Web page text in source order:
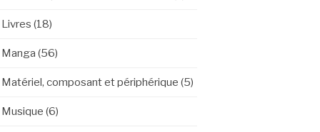
Livres (18)
Manga (56)
Matériel, composant et périphérique (5)
Musique (6)